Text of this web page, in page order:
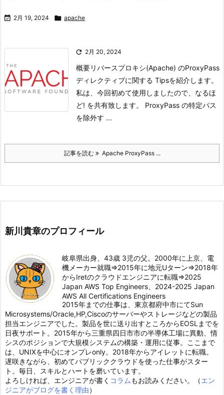
 2月 19, 2024  apache
 2月 20, 2024
概要リバースプロキシ(Apache) のProxyPass
ディレクティブに関する Tipsを紹介します。
私は、今回初めて使用しましたので、なるほ
ど! を共有致します。
ProxyPass の特定パス
を除外す ...
記事を読む Apache ProxyPass ...
新川貴章のプロフィール
岐阜県出身、43歳 3児の父。2000年に上京、電
機メーカー就職⇒2015年に地元Uターン⇒2018年
からIretのクラウドエンジニアに転職⇒2025
Japan AWS Top Engineers、2024-2025 Japan
AWS All Certifications Engineers
2015年までの仕事は、東京都府中市にてSun
Microsystems/Oracle,HP,Ciscoのサーバーやストレージなどの製品
担当エンジニアでした。製品を世に送り出すところからEOSLまでを
日夜サポート。2015年から三重県四日市市の半導体工場に異動、情
シスのポジションで大規模システムの構築・運用に従事。ここまで
は、UNIXを中心にオンプレonly。2018年からアイレットに転職。
遅咲きながら、初めてパブリッククラウドを使った仕事がスター
ト。毎日、スキルとハートを磨いています。
よろしければ、エンジニアが書く コラム もお読みください。（エン
ジニアがブログを書く理由）